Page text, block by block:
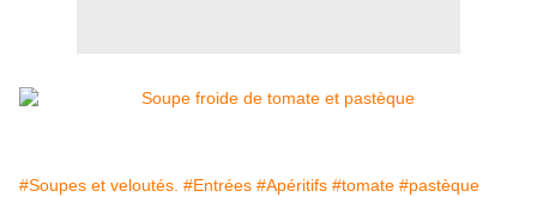
#Soupes et veloutés. #Entrées #Apéritifs #tomate #pastèque